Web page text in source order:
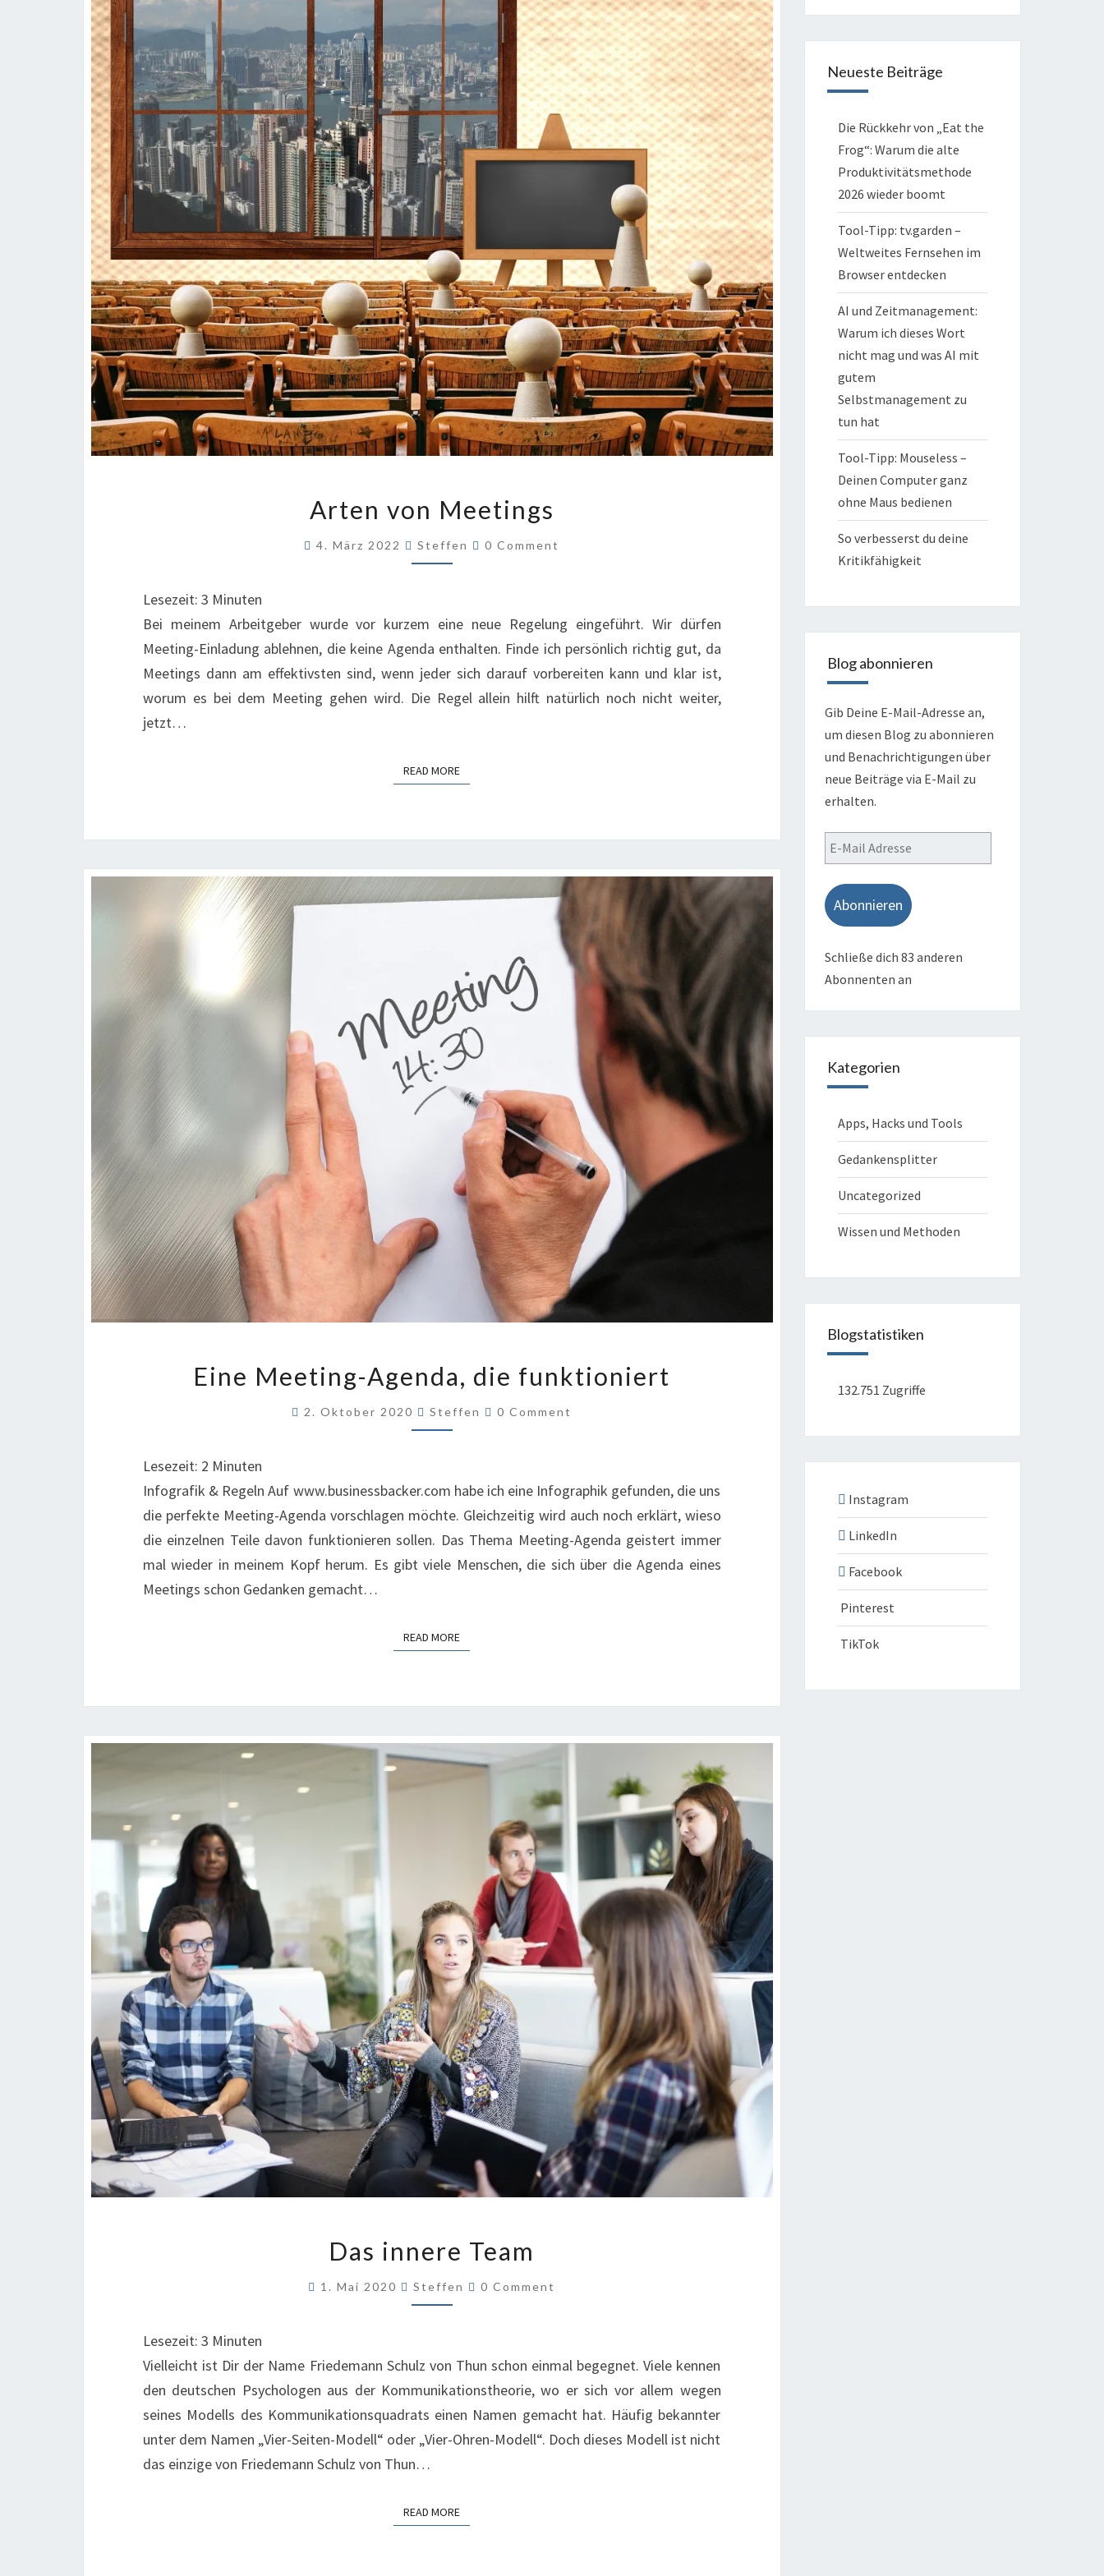
VON
MEETINGS
Arten von Meetings
4. März 2022 Steffen Comments
0 Comment
Lesezeit: 3 Minuten
Bei meinem Arbeitgeber wurde vor kurzem eine neue Regelung eingeführt. Wir dürfen
Meeting-Einladung ablehnen, die keine Agenda enthalten. Finde ich persönlich richtig gut, da
Meetings dann am effektivsten sind, wenn jeder sich darauf vorbereiten kann und klar ist,
worum es bei dem Meeting gehen wird. Die Regel allein hilft natürlich noch nicht weiter,
jetzt…
READ MOREREAD MORE
MEETING-
AGENDA,
DIE
Eine Meeting-Agenda, die funktioniert
2. Oktober 2020 Steffen Comments
0 Comment
Lesezeit: 2 Minuten
Infografik & Regeln Auf www.businessbacker.com habe ich eine Infographik gefunden, die uns
die perfekte Meeting-Agenda vorschlagen möchte. Gleichzeitig wird auch noch erklärt, wieso
die einzelnen Teile davon funktionieren sollen. Das Thema Meeting-Agenda geistert immer
mal wieder in meinem Kopf herum. Es gibt viele Menschen, die sich über die Agenda eines
Meetings schon Gedanken gemacht…
READ MOREREAD MORE
INNERE
TEAM
Das innere Team
1. Mai 2020 Steffen Comments
0 Comment
Lesezeit: 3 Minuten
Vielleicht ist Dir der Name Friedemann Schulz von Thun schon einmal begegnet. Viele kennen
den deutschen Psychologen aus der Kommunikationstheorie, wo er sich vor allem wegen
seines Modells des Kommunikationsquadrats einen Namen gemacht hat. Häufig bekannter
unter dem Namen „Vier-Seiten-Modell“ oder „Vier-Ohren-Modell“. Doch dieses Modell ist nicht
das einzige von Friedemann Schulz von Thun…
READ MOREREAD MORE
Neueste Beiträge
Die Rückkehr von „Eat the
Frog“: Warum die alte
Produktivitätsmethode
2026 wieder boomt
Tool-Tipp: tv.garden –
Weltweites Fernsehen im
Browser entdecken
AI und Zeitmanagement:
Warum ich dieses Wort
nicht mag und was AI mit
gutem
Selbstmanagement zu
tun hat
Tool-Tipp: Mouseless –
Deinen Computer ganz
ohne Maus bedienen
So verbesserst du deine
Kritikfähigkeit
Blog abonnieren
Gib Deine E-Mail-Adresse an,
um diesen Blog zu abonnieren
und Benachrichtigungen über
neue Beiträge via E-Mail zu
erhalten.
E-
Mail
Adresse
Abonnieren
Schließe dich 83 anderen
Abonnenten an
Kategorien
Apps, Hacks und Tools
Gedankensplitter
Uncategorized
Wissen und Methoden
Blogstatistiken
132.751 Zugriffe
Instagram
LinkedIn
Facebook
Pinterest
TikTok